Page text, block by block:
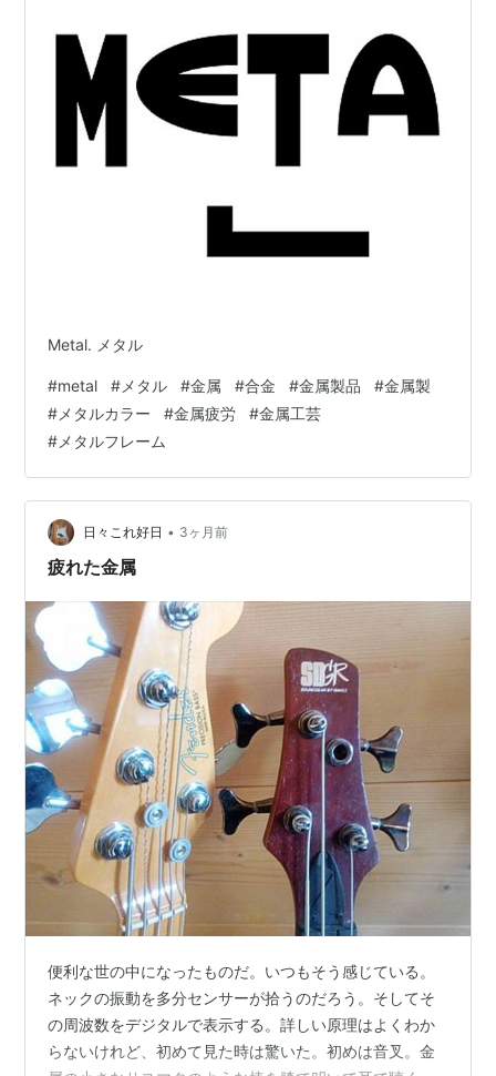
Metal. メタル
#metal # メタル #金属 #合金 #金属製品 #金属製
# メタルカラー #金属疲労 #金属工芸
# メタルフレーム
日々これ好日 • 3ヶ月前
疲れた金属
便利な世の中になったものだ。いつもそう感じている。
ネックの振動を多分センサーが拾うのだろう。そしてそ
の周波数をデジタルで表示する。詳しい原理はよくわか
らないけれど、初めて見た時は驚いた。初めは音叉。金